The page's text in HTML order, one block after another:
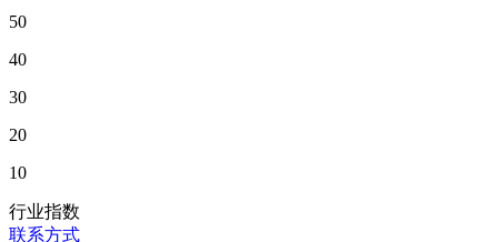
50
40
30
20
10
行业指数
联系方式